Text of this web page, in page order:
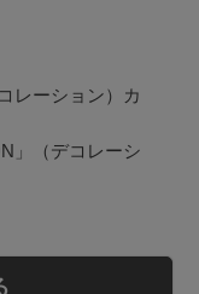
レーション）カ
」（デコレーシ